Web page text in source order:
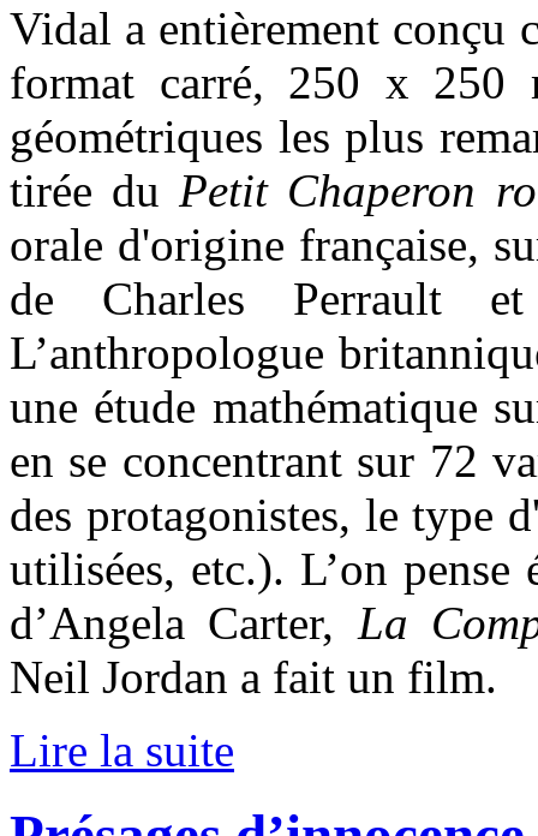
Vidal a entièrement conçu
format carré, 250 x 250
géométriques les plus
tirée du Petit Chaperon
orale d'origine française,
de Charles Perrault
L’anthropologue
une étude mathématique
en se concentrant sur 72
des protagonistes, le type
utilisées, etc.). L’on
d’Angela Carter, La
Neil Jordan a fait un film.
Lire la suite